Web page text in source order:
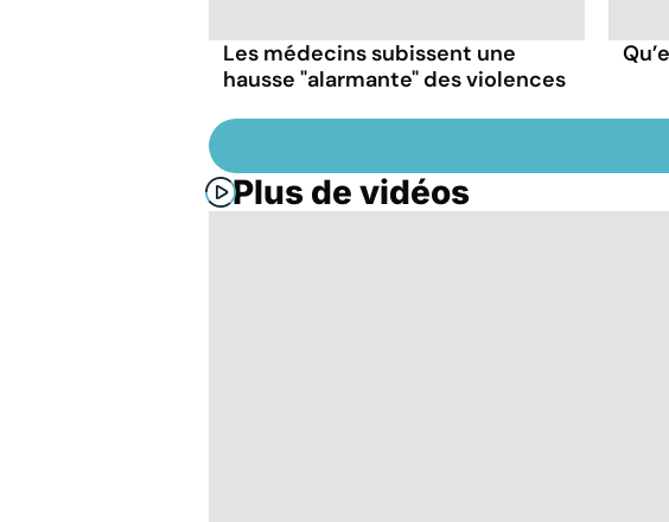
Les médecins subissent une
hausse "alarmante" des violences
Plus de vidéos